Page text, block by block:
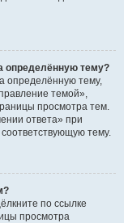
определённую тему?
определённую тему,
темой»,
просмотра тем.
ответа» при
тему.
по ссылке
просмотра